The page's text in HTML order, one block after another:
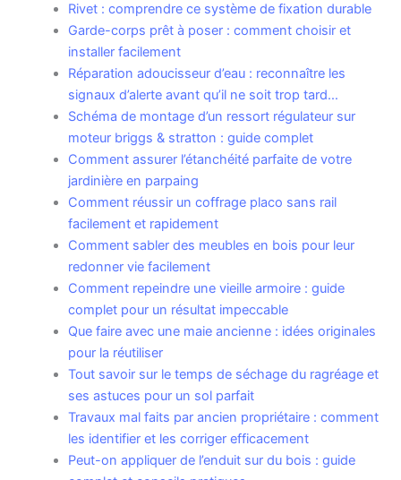
Rivet : comprendre ce système de fixation durable
Garde-corps prêt à poser : comment choisir et
installer facilement
Réparation adoucisseur d’eau : reconnaître les
signaux d’alerte avant qu’il ne soit trop tard…
Schéma de montage d’un ressort régulateur sur
moteur briggs & stratton : guide complet
Comment assurer l’étanchéité parfaite de votre
jardinière en parpaing
Comment réussir un coffrage placo sans rail
facilement et rapidement
Comment sabler des meubles en bois pour leur
redonner vie facilement
Comment repeindre une vieille armoire : guide
complet pour un résultat impeccable
Que faire avec une maie ancienne : idées originales
pour la réutiliser
Tout savoir sur le temps de séchage du ragréage et
ses astuces pour un sol parfait
Travaux mal faits par ancien propriétaire : comment
les identifier et les corriger efficacement
Peut-on appliquer de l’enduit sur du bois : guide